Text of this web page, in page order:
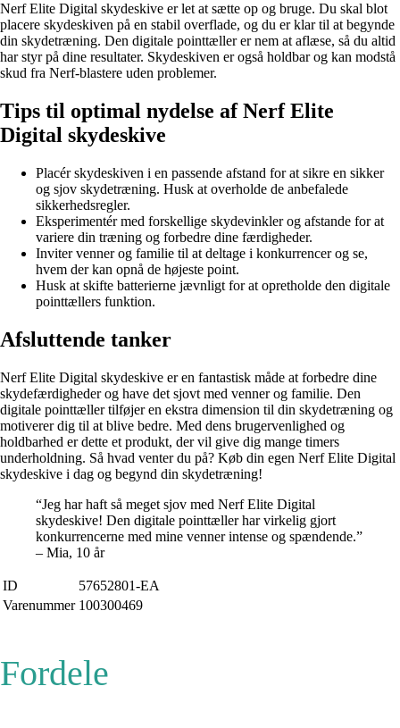
Nerf Elite Digital skydeskive er let at sætte op og bruge. Du skal blot
placere skydeskiven på en stabil overflade, og du er klar til at begynde
din skydetræning. Den digitale pointtæller er nem at aflæse, så du altid
har styr på dine resultater. Skydeskiven er også holdbar og kan modstå
skud fra Nerf-blastere uden problemer.
Tips til optimal nydelse af Nerf Elite
Digital skydeskive
Placér skydeskiven i en passende afstand for at sikre en sikker
og sjov skydetræning. Husk at overholde de anbefalede
sikkerhedsregler.
Eksperimentér med forskellige skydevinkler og afstande for at
variere din træning og forbedre dine færdigheder.
Inviter venner og familie til at deltage i konkurrencer og se,
hvem der kan opnå de højeste point.
Husk at skifte batterierne jævnligt for at opretholde den digitale
pointtællers funktion.
Afsluttende tanker
Nerf Elite Digital skydeskive er en fantastisk måde at forbedre dine
skydefærdigheder og have det sjovt med venner og familie. Den
digitale pointtæller tilføjer en ekstra dimension til din skydetræning og
motiverer dig til at blive bedre. Med dens brugervenlighed og
holdbarhed er dette et produkt, der vil give dig mange timers
underholdning. Så hvad venter du på? Køb din egen Nerf Elite Digital
skydeskive i dag og begynd din skydetræning!
“Jeg har haft så meget sjov med Nerf Elite Digital
skydeskive! Den digitale pointtæller har virkelig gjort
konkurrencerne med mine venner intense og spændende.”
– Mia, 10 år
ID
57652801-EA
Varenummer 100300469
Fordele